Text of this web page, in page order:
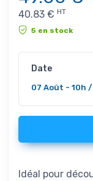
40.83 € HT
5 en stock
Date
07 Août - 10h /
Idéal pour